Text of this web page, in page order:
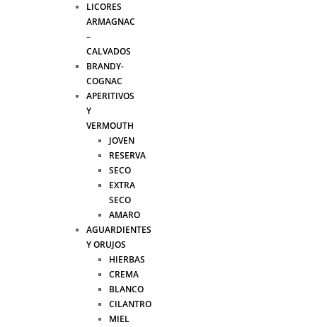
LICORES
ARMAGNAC
–
CALVADOS
BRANDY-
COGNAC
APERITIVOS
Y
VERMOUTH
JOVEN
RESERVA
SECO
EXTRA
SECO
AMARO
AGUARDIENTES
Y ORUJOS
HIERBAS
CREMA
BLANCO
CILANTRO
MIEL